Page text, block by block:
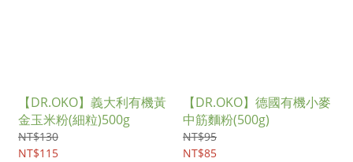
【DR.OKO】義大利有機黃
金玉米粉(細粒)500g
NT$130
NT$115
【DR.OKO】德國有機小麥
中筋麵粉(500g)
NT$95
NT$85